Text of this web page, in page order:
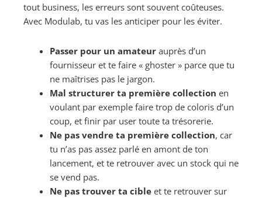
tout business, les erreurs sont souvent coûteuses.
Avec Modulab, tu vas les anticiper pour les éviter.
Passer pour un amateur auprès d’un
fournisseur et te faire « ghoster » parce que tu
ne maîtrises pas le jargon.
Mal structurer ta première collection en
voulant par exemple faire trop de coloris d’un
coup, et finir par user toute ta trésorerie.
Ne pas vendre ta première collection, car
tu n’as pas assez parlé en amont de ton
lancement, et te retrouver avec un stock qui ne
se vend pas.
Ne pas trouver ta cible et te retrouver sur